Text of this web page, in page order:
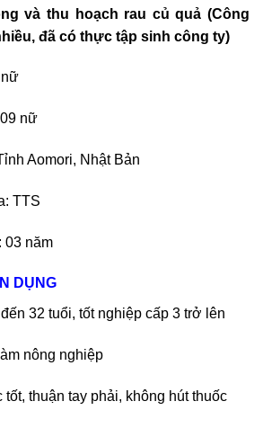
và thu hoạch rau củ quả(Công
đã có thực tập sinh công ty)
nữ
Aomori, Nhật Bản
TTS
03 năm
DỤNG
32 tuổi, tốt nghiệp cấp 3 trở lên
nông nghiệp
thuận tay phải, không hút thuốc